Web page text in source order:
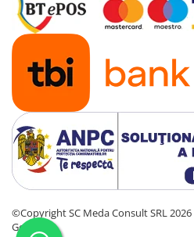
Tablete inteligente
Accesorii tablete
Telefoane
Smartphone-uri
Accesorii telefoane
Smart Home
Camere supraveghere smart
Prize inteligente
Hub-uri smart
Termostate smart
©Copyright SC Meda Consult SRL 2026
Gomag